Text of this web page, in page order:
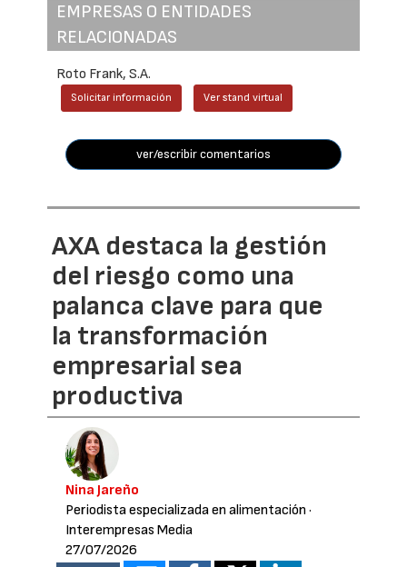
EMPRESAS O ENTIDADES
RELACIONADAS
Roto Frank, S.A.
Solicitar información Ver stand virtual
ver/escribir comentarios
AXA destaca la gestión
del riesgo como una
palanca clave para que
la transformación
empresarial sea
productiva
Nina Jareño
Periodista especializada en alimentación ·
Interempresas Media
27/07/2026